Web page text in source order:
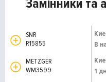
Замінники та
SNR
R15855
В
METZGER
WM3599
1